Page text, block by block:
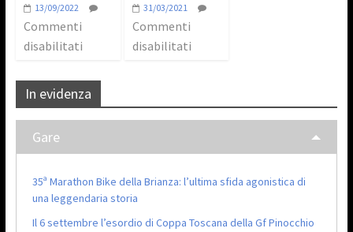
13/09/2022
Commenti
disabilitati
31/03/2021
Commenti
disabilitati
In evidenza
Gare
35ª Marathon Bike della Brianza: l’ultima sfida agonistica di
una leggendaria storia
Il 6 settembre l’esordio di Coppa Toscana della Gf Pinocchio